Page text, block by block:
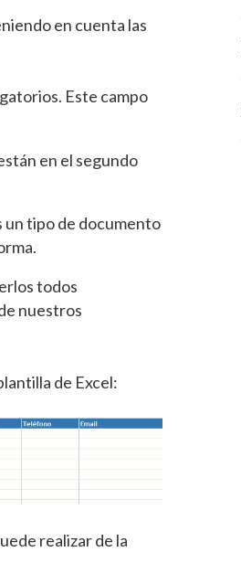
en cuenta las
Este campo
en el segundo
un tipo de documento
todos
nuestros
de Excel:
realizar de la